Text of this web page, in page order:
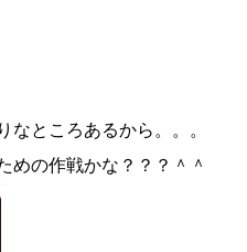
なところあるから。。。
めの作戦かな？？？＾＾